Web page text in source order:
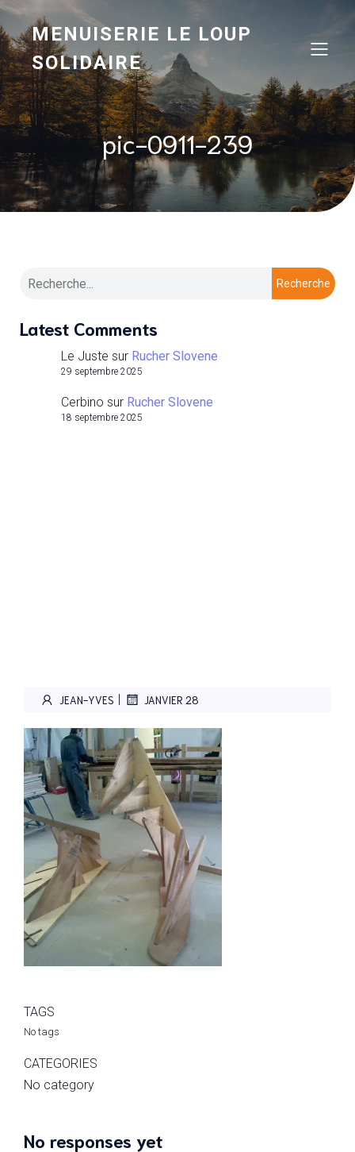
MENUISERIE LE LOUP
SOLIDAIRE
pic-0911-239
Recherche
Latest Comments
Le Juste sur Rucher Slovene
29 septembre 2025
Cerbino sur Rucher Slovene
18 septembre 2025
JEAN-YVES | JANVIER 28
TAGS
No tags
CATEGORIES
No category
No responses yet